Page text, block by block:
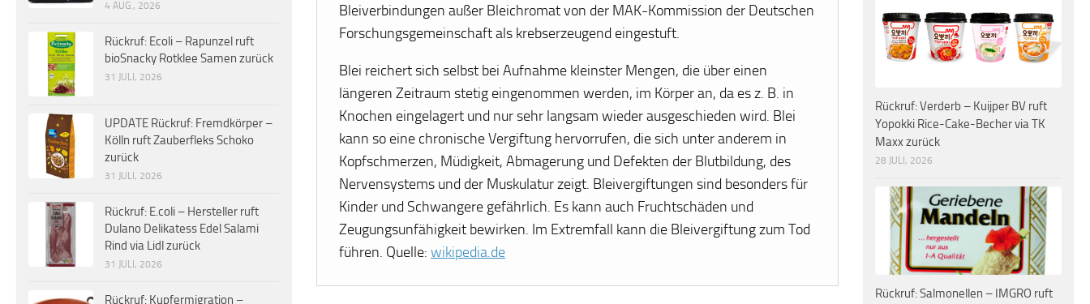
Bleiverbindungen außer Bleichromat von der MAK-Kommission der Deutschen
Forschungsgemeinschaft als krebserzeugend eingestuft.
Blei reichert sich selbst bei Aufnahme kleinster Mengen, die über einen
längeren Zeitraum stetig eingenommen werden, im Körper an, da es z. B. in
Knochen eingelagert und nur sehr langsam wieder ausgeschieden wird. Blei
kann so eine chronische Vergiftung hervorrufen, die sich unter anderem in
Kopfschmerzen, Müdigkeit, Abmagerung und Defekten der Blutbildung, des
Nervensystems und der Muskulatur zeigt. Bleivergiftungen sind besonders für
Kinder und Schwangere gefährlich. Es kann auch Fruchtschäden und
Zeugungsunfähigkeit bewirken. Im Extremfall kann die Bleivergiftung zum Tod
führen. Quelle: wikipedia.de
4 AUG., 2026
Rückruf: Ecoli – Rapunzel ruft
bioSnacky Rotklee Samen zurück
31 JULI, 2026
UPDATE Rückruf: Fremdkörper –
Kölln ruft Zauberfleks Schoko
zurück
31 JULI, 2026
Rückruf: E.coli – Hersteller ruft
Dulano Delikatess Edel Salami
Rind via Lidl zurück
31 JULI, 2026
Rückruf: Kupfermigration –
Rückruf: Verderb – Kuijper BV ruft
Yopokki Rice-Cake-Becher via TK
Maxx zurück
28 JULI, 2026
Rückruf: Salmonellen – IMGRO ruft